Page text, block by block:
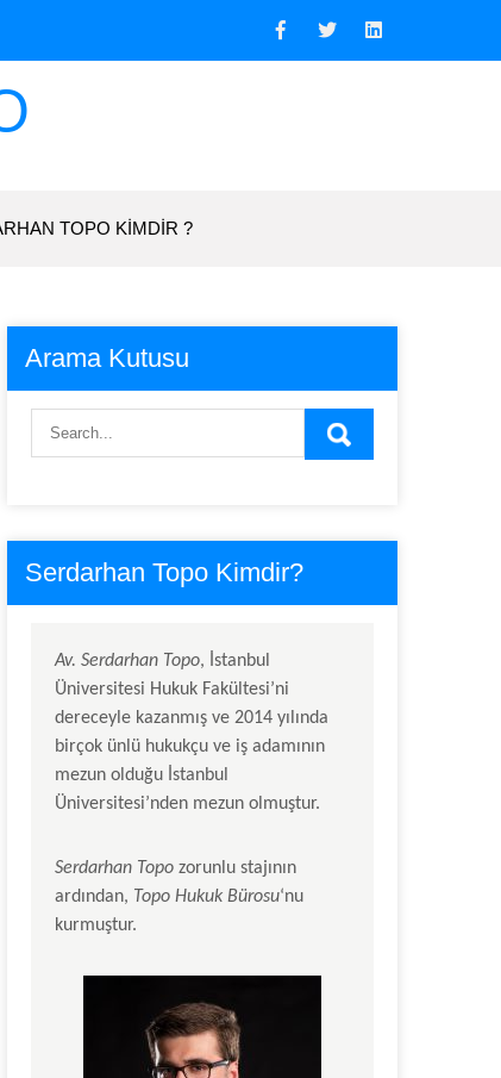
TOPO KIMDIR ?
Arama Kutusu
Serdarhan Topo Kimdir?
Av. Serdarhan Topo, İstanbul
Üniversitesi Hukuk Fakültesi’ni
dereceyle kazanmış ve 2014 yılında
birçok ünlü hukukçu ve iş adamının
mezun olduğu İstanbul
Üniversitesi’nden mezun olmuştur.
Serdarhan Topo zorunlu stajının
ardından, Topo Hukuk Bürosu‘nu
kurmuştur.